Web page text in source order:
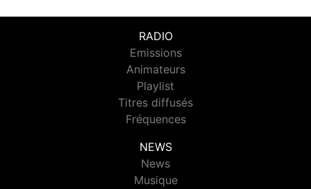
RADIO
Emissions
Animateurs
Playlist
Titres diffusés
Fréquences
NEWS
News
Musique